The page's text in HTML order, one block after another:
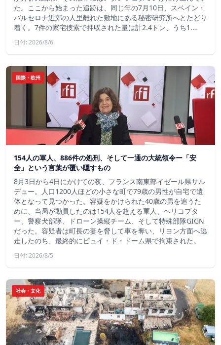
た。ここから始まった追跡は、同じ年の7月10日、スペイン・
バルセロナ近郊の人里離れた敷地にある秘密研究所へとたどり
着く。7件の家宅捜索で押収された量は計2.4トン、うち1.…
日付: 2026/8/6
国際・欧州
154人の軍人、886件の処刑、そして一通の大統領令ー「安
全」という言葉が覆い隠すもの
8月3日から4日にかけての夜、フランス南東部イゼール県サル
デュー。人口1200人ほどの小さな町で79歳の男性が自宅で遺
体となって見つかった。容疑をかけられた40歳の男を追うた
めに、当局が動員したのは154人を超える軍人、ヘリコプタ
ー、警察犬部隊、ドローン操縦チーム、そして特殊部隊GIGN
だった。容疑者は町長の妻を脅して車を奪い、リヨン方面へ逃
走したのち、最終的にピュイ・ド・ドーム県で拘束された。
日付: 2026/8/5
社会・文化